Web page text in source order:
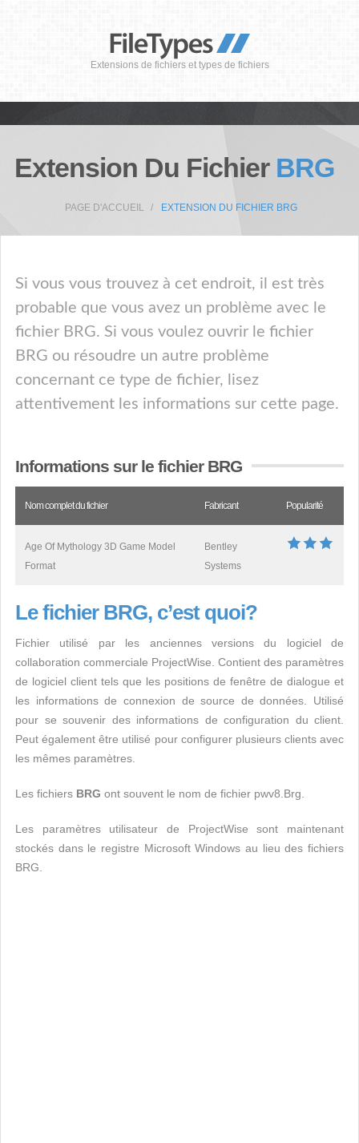
Extensions de fichiers et types de fichiers
Extension Du Fichier BRG
PAGE D'ACCUEIL EXTENSION DU FICHIER BRG
Si vous vous trouvez à cet endroit, il est très
probable que vous avez un problème avec le
fichier BRG. Si vous voulez ouvrir le fichier
BRG ou résoudre un autre problème
concernant ce type de fichier, lisez
attentivement les informations sur cette page.
Informations sur le fichier BRG
Nom complet du fichier Fabricant Popularité
Age Of Mythology 3D Game Model
Format
Bentley
Systems
Le fichier BRG, c’est quoi?
Fichier utilisé par les anciennes versions du logiciel de
collaboration commerciale ProjectWise. Contient des paramètres
de logiciel client tels que les positions de fenêtre de dialogue et
les informations de connexion de source de données. Utilisé
pour se souvenir des informations de configuration du client.
Peut également être utilisé pour configurer plusieurs clients avec
les mêmes paramètres.
Les fichiers BRG ont souvent le nom de fichier pwv8.Brg.
Les paramètres utilisateur de ProjectWise sont maintenant
stockés dans le registre Microsoft Windows au lieu des fichiers
BRG.